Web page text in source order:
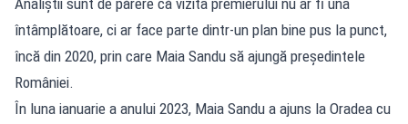
întâmplătoare, ci ar face parte dintr-un plan bine pus la punct,
încă din 2020, prin care Maia Sandu să ajungă președintele
României.
În luna ianuarie a anului 2023, Maia Sandu a ajuns la Oradea cu